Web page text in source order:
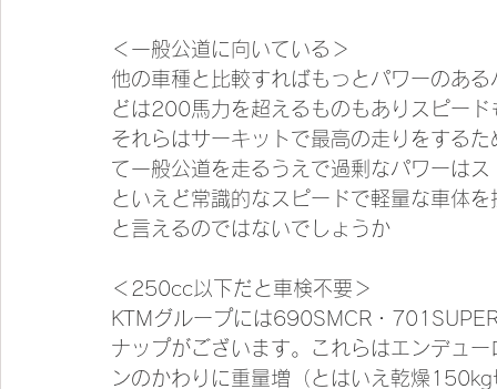
＜一般公道に向いている＞
他の車種と比較すればもっとパワーのあ
どは200馬力を超えるものもありスピー
それらはサーキットで最高の走りをする
て一般公道を走るうえで過剰なパワーは
といえど常識的なスピードで軽量な車体
と言えるのではないでしょうか
＜250cc以下だと車検不要＞
KTMグループには690SMCR・
ナップがございます。これらはエンデュ
ンのかわりに重量増（とはいえ乾燥